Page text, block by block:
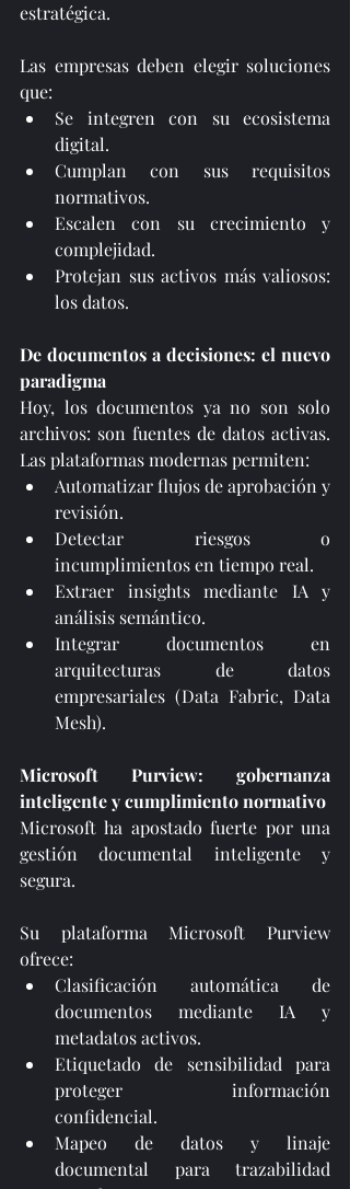
estratégica.
Las empresas deben elegir soluciones
que:
Se integren con su ecosistema
digital.
Cumplan con sus requisitos
normativos.
Escalen con su crecimiento y
complejidad.
Protejan sus activos más valiosos:
los datos.
De documentos a decisiones: el nuevo
paradigma
Hoy, los documentos ya no son solo
archivos: son fuentes de datos activas.
Las plataformas modernas permiten:
Automatizar flujos de aprobación y
revisión.
Detectar riesgos o
incumplimientos en tiempo real.
Extraer insights mediante IA y
análisis semántico.
Integrar documentos en
arquitecturas de datos
empresariales (Data Fabric, Data
Mesh).
Microsoft Purview: gobernanza
inteligente y cumplimiento normativo
Microsoft ha apostado fuerte por una
gestión documental inteligente y
segura.
Su plataforma Microsoft Purview
ofrece:
Clasificación automática de
documentos mediante IA y
metadatos activos.
Etiquetado de sensibilidad para
proteger información
confidencial.
Mapeo de datos y linaje
documental para trazabilidad